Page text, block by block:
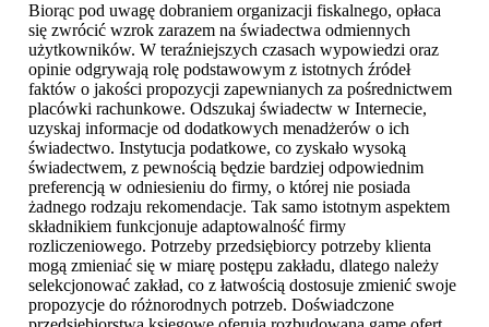
Biorąc pod uwagę dobraniem organizacji fiskalnego, opłaca
się zwrócić wzrok zarazem na świadectwa odmiennych
użytkowników. W teraźniejszych czasach wypowiedzi oraz
opinie odgrywają rolę podstawowym z istotnych źródeł
faktów o jakości propozycji zapewnianych za pośrednictwem
placówki rachunkowe. Odszukaj świadectw w Internecie,
uzyskaj informacje od dodatkowych menadżerów o ich
świadectwo. Instytucja podatkowe, co zyskało wysoką
świadectwem, z pewnością będzie bardziej odpowiednim
preferencją w odniesieniu do firmy, o której nie posiada
żadnego rodzaju rekomendacje. Tak samo istotnym aspektem
składnikiem funkcjonuje adaptowalność firmy
rozliczeniowego. Potrzeby przedsiębiorcy potrzeby klienta
mogą zmieniać się w miarę postępu zakładu, dlatego należy
selekcjonować zakład, co z łatwością dostosuje zmienić swoje
propozycje do różnorodnych potrzeb. Doświadczone